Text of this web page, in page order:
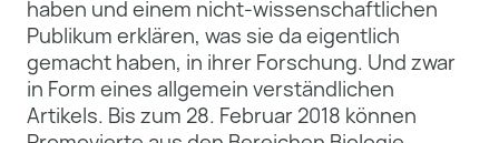
haben und einem nicht-wissenschaftlichen
Publikum erklären, was sie da eigentlich
gemacht haben, in ihrer Forschung. Und zwar
in Form eines allgemein verständlichen
Artikels. Bis zum 28. Februar 2018 können